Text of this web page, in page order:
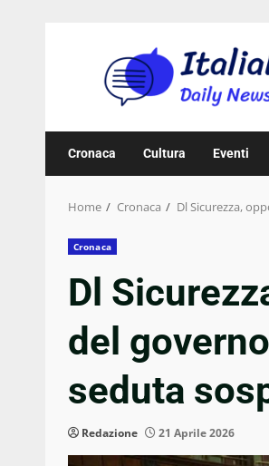
Cronaca Cultura Eventi
Home Cronaca Dl Sicurezza,
Cronaca
Dl
del
seduta
Redazione 21 Aprile 2026